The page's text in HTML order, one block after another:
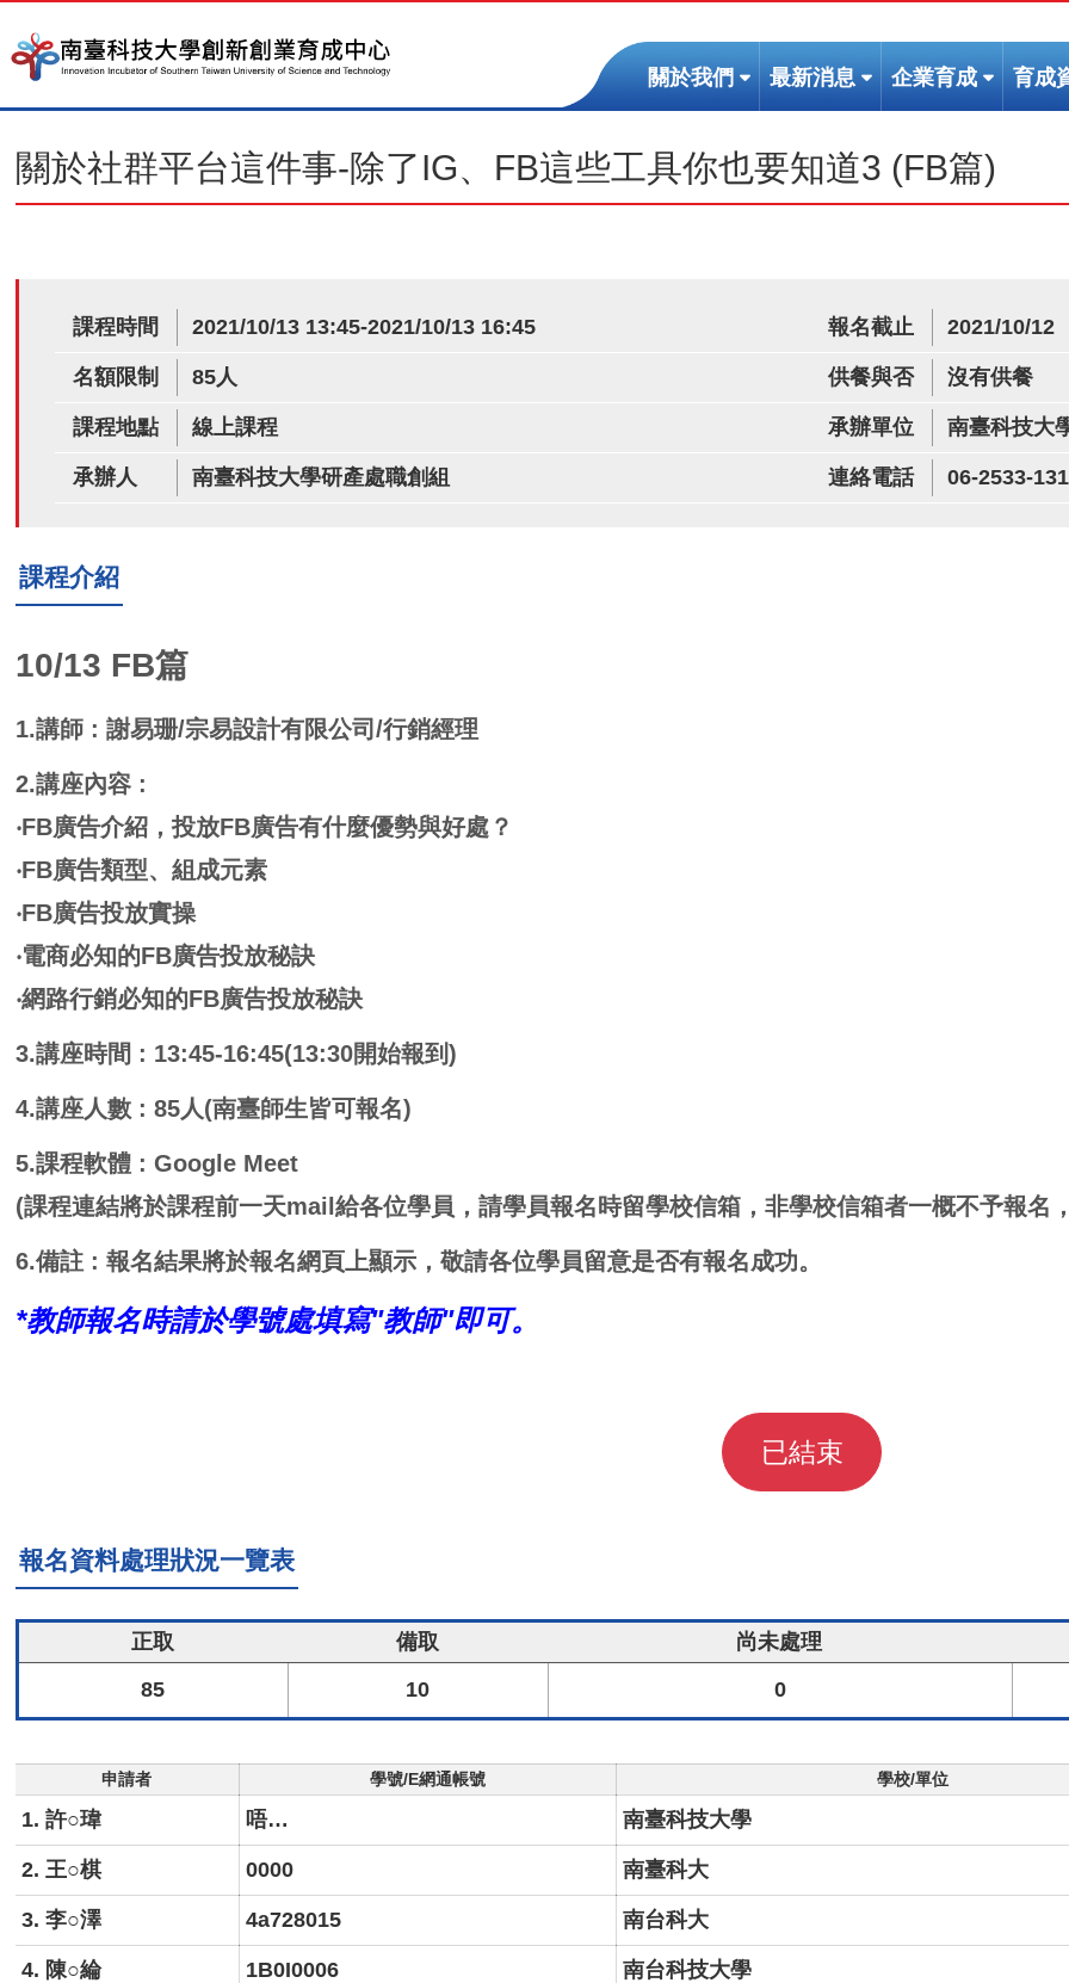
關於我們 (按
鍵
[下]，
最新消息 (按
鍵
[下]，
次
選
單)
企業育成 (按
鍵
[下]，
向
次
單)
育成
關於社群平台這件事-除了IG、FB這些工具你也要知道3 (FB篇)
課程時間 2021/10/13 13:45-2021/10/13 16:45 報名截止 2021/10/12
名額限制 85人 供餐與否 沒有供餐
課程地點 線上課程 承辦單位 南臺科技大
承辦人 南臺科技大學研產處職創組 連絡電話 06-2533-
課程介紹
10/13 FB篇
1.講師 : 謝易珊/宗易設計有限公司/行銷經理
2.講座內容 :
‧FB廣告介紹，投放FB廣告有什麼優勢與好處？
‧FB廣告類型、組成元素
‧FB廣告投放實操
‧電商必知的FB廣告投放秘訣
‧網路行銷必知的FB廣告投放秘訣
3.講座時間 : 13:45-16:45(13:30開始報到)
4.講座人數 : 85人(南臺師生皆可報名)
5.課程軟體 : Google Meet
(課程連結將於課程前一天mail給各位學員，請學員報名時留學校信箱，非學校信箱者一概不予報名
6.備註 : 報名結果將於報名網頁上顯示，敬請各位學員留意是否有報名成功。
*教師報名時請於學號處填寫"教師"即可。
已結束
報名資料處理狀況一覽表
正取 備取 尚未處理
85
10 0
申請者 學號/E網通帳號 學校/單位
1. 許○瑋 唔… 南臺科技大學
2. 王○棋 0000 南臺科大
3. 李○澤 4a728015 南台科大
4. 陳○綸 1B0I0006 南台科技大學